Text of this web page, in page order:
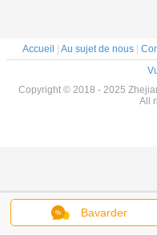
Bavarder
Accueil Au sujet de nous
Copyright © 2018 - 2025
All